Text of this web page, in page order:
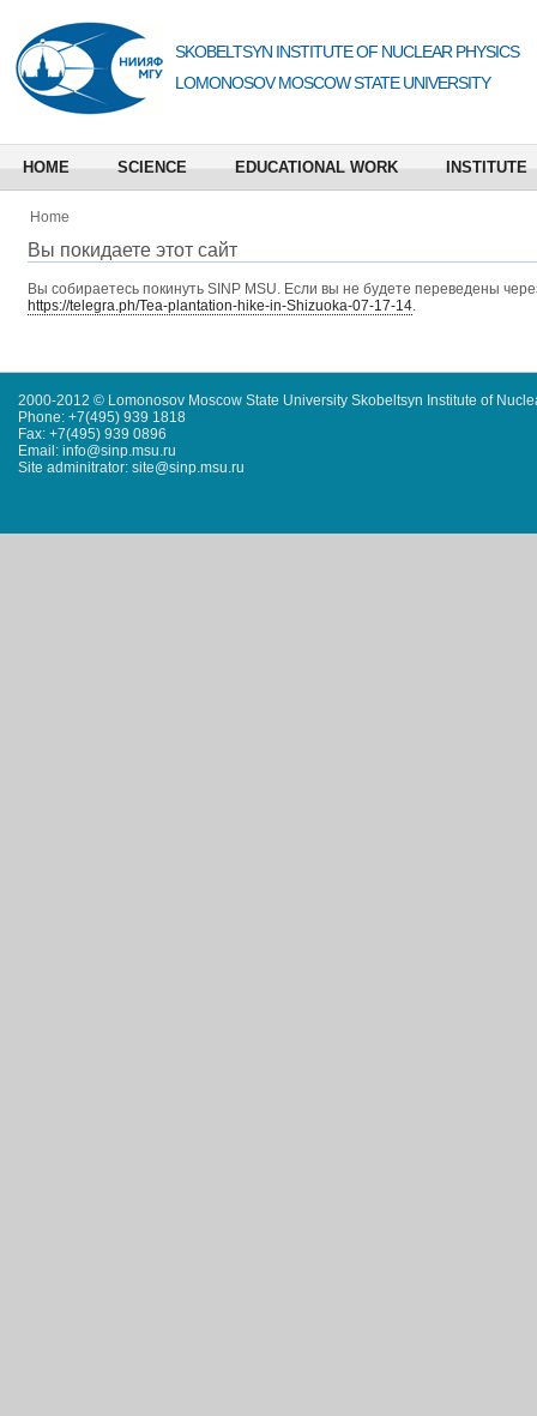
SKOBELTSYN INSTITUTE OF NUCLEAR PHYSICS
LOMONOSOV MOSCOW STATE UNIVERSITY
HOME SCIENCE EDUCATIONAL WORK INSTITUTE
Home
Вы покидаете этот сайт
Вы собираетесь покинуть SINP MSU. Если вы не будете переведены
https://telegra.ph/Tea-plantation-hike-in-Shizuoka-07-17-14.
2000-2012 © Lomonosov Moscow State University Skobeltsyn Institute of
Phone: +7(495) 939 1818
Fax: +7(495) 939 0896
Email: info@sinp.msu.ru
Site adminitrator: site@sinp.msu.ru